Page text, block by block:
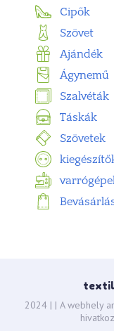
Cipők
Szövet
Ajándék
Ágynemű
Szalvéták
Táskák
Szövetek
2024 | | A webhely